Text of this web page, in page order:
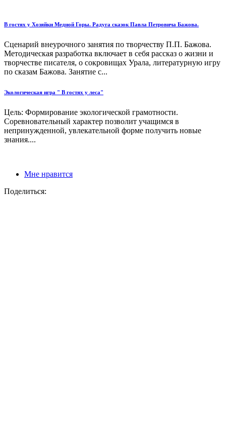
В гостях у Хозяйки Медной Горы. Радуга сказок Павла Петровича Бажова.
Сценарий внеурочного занятия по творчеству П.П. Бажова.
Методическая разработка включает в себя рассказ о жизни и
творчестве писателя, о сокровищах Урала, литературную игру
по сказам Бажова. Занятие с...
Экологическая игра " В гостях у леса"
Цель: Формирование экологической грамотности.
Соревновательный характер позволит учащимся в
непринужденной, увлекательной форме получить новые
знания....
Мне нравится
Поделиться: